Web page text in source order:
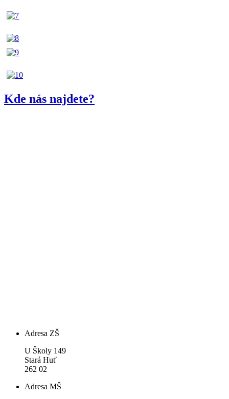
Kde nás najdete?
Adresa ZŠ
U Školy 149
Stará Huť
262 02
Adresa MŠ